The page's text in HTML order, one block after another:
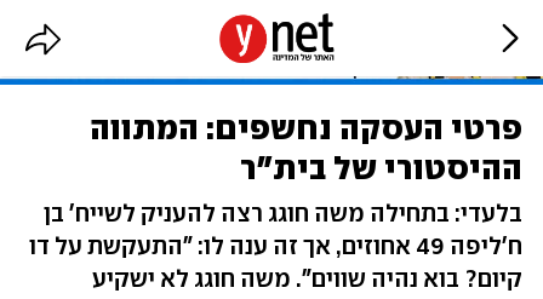
פרטי העסקה נחשפים: המתווה
ההיסטורי של בית"ר
בלעדי: בתחילה משה חוגג רצה להעניק לשייח' בן
ח'ליפה 49 אחוזים, אך זה ענה לו: "התעקשת על דו
קיום? בוא נהיה שווים". משה חוגג לא ישקיע